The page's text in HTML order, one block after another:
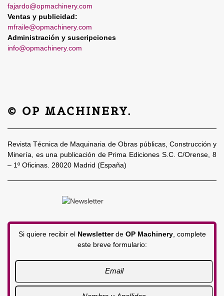
fajardo@opmachinery.com
Ventas y publicidad:
mfraile@opmachinery.com
Administración y suscripciones
info@opmachinery.com
© OP MACHINERY.
Revista Técnica de Maquinaria de Obras públicas, Construcción y
Minería, es una publicación de Prima Ediciones S.C. C/Orense, 8
– 1º Oficinas. 28020 Madrid (España)
Si quiere recibir el Newsletterde OP Machinery, complete
este breve formulario: